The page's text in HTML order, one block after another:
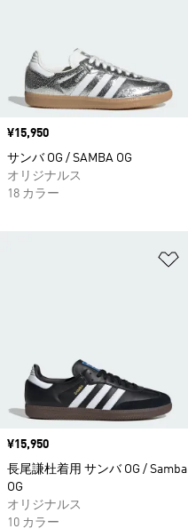
価格
¥15,950
サンバ OG / SAMBA OG
オリジナルス
18 カラー
価格
¥15,950
長尾謙杜着用 サンバ OG / Samba
OG
オリジナルス
10 カラー